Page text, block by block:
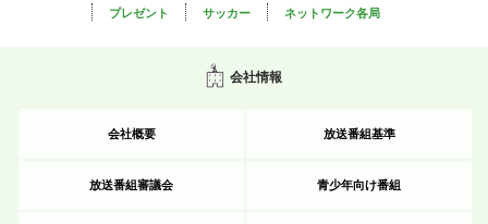
プレゼント
サッカー ネットワーク各局
会社情報
会社概要 放送番組基準
放送番組審議会 青少年向け番組